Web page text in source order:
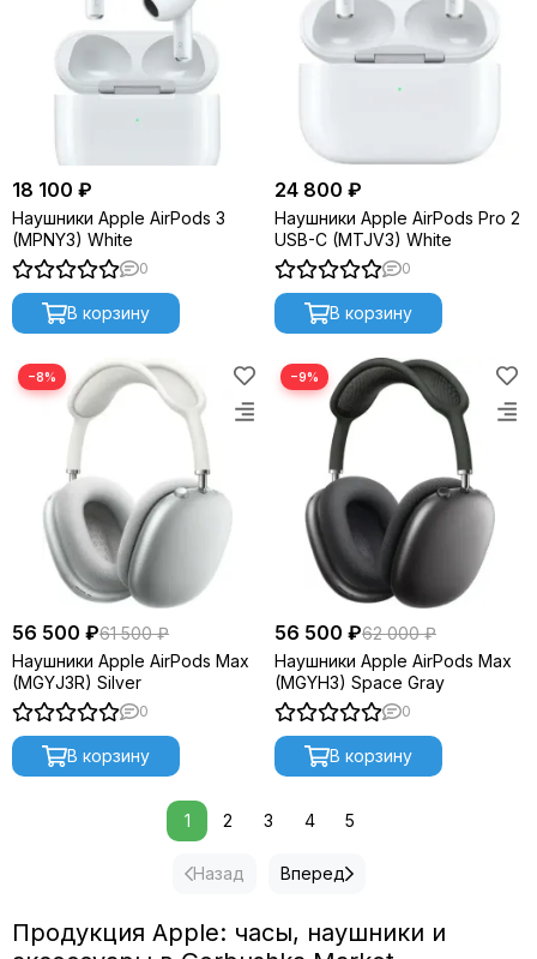
18 100 ₽
Наушники Apple AirPods 3
(MPNY3) White
0
В корзину
24 800 ₽
Наушники Apple AirPods Pro 2
USB-C (MTJV3) White
0
В корзину
−8%
56 500 ₽61 500 ₽
Наушники Apple AirPods Max
(MGYJ3R) Silver
0
В корзину
−9%
56 500 ₽62 000 ₽
Наушники Apple AirPods Max
(MGYH3) Space Gray
0
В корзину
Назад
1 2 3 4 5
Вперед
Продукция Apple: часы, наушники и